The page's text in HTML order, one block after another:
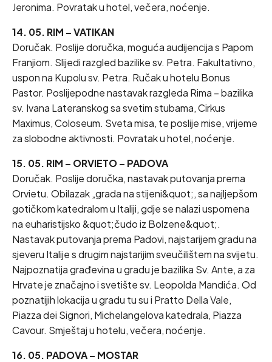
Jeronima. Povratak u hotel, večera, noćenje.
14. 05. RIM – VATIKAN
Doručak. Poslije doručka, moguća audijencija s Papom
Franjiom. Slijedi razgled bazilike sv. Petra. Fakultativno,
uspon na Kupolu sv. Petra. Ručak u hotelu Bonus
Pastor. Poslijepodne nastavak razgleda Rima – bazilika
sv. Ivana Lateranskog sa svetim stubama, Cirkus
Maximus, Coloseum. Sveta misa, te poslije mise, vrijeme
za slobodne aktivnosti. Povratak u hotel, noćenje.
15. 05. RIM – ORVIETO – PADOVA
Doručak. Poslije doručka, nastavak putovanja prema
Orvietu. Obilazak „grada na stijeni&quot;, sa najljepšom
gotičkom katedralom u Italiji, gdje se nalazi uspomena
na euharistijsko &quot;čudo iz Bolzene&quot;.
Nastavak putovanja prema Padovi, najstarijem gradu na
sjeveru Italije s drugim najstarijim sveučilištem na svijetu.
Najpoznatija građevina u gradu je bazilika Sv. Ante, a za
Hrvate je značajno i svetište sv. Leopolda Mandića. Od
poznatijih lokacija u gradu tu su i Pratto Della Vale,
Piazza dei Signori, Michelangelova katedrala, Piazza
Cavour. Smještaj u hotelu, večera, noćenje.
16. 05. PADOVA – MOSTAR